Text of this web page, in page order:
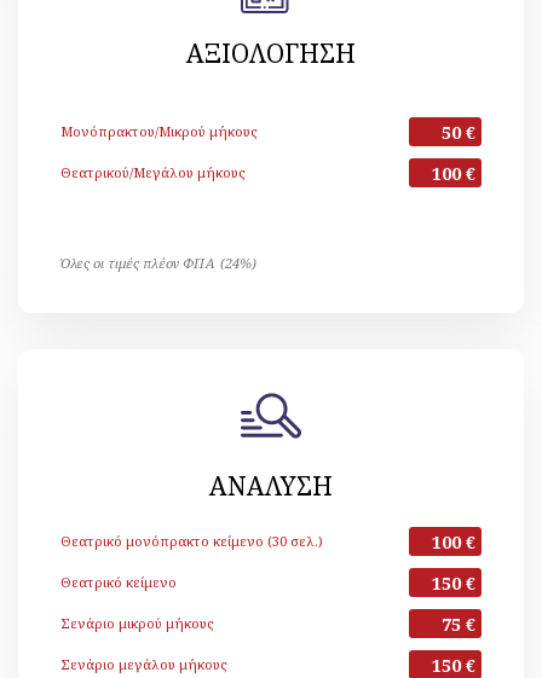
ΑΞΙΟΛΟΓΗΣΗ
Μονόπρακτου/Μικρού μήκους 50 €
Θεατρικού/Μεγάλου μήκους 100 €
Όλες οι τιμές πλέον ΦΠΑ (24%)
ΑΝΑΛΥΣΗ
Θεατρικό μονόπρακτο κείμενο (30 σελ.) 100 €
Θεατρικό κείμενο 150 €
Σενάριο μικρού μήκους 75 €
Σενάριο μεγάλου μήκους 150 €